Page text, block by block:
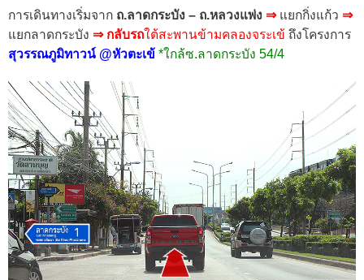
การเดินทางเริ่มจาก ถ.ลาดกระบัง – ถ.หลวงแพ่ง ⇒ แยกกิ่งแก้ว ⇒
แยกลาดกระบัง ⇒ กลับรถใต้สะพานข้ามคลองจระเข้ ถึงโครงการ
สุวรรณภูมิทาวน์ @หัวตะเข้ *ใกล้ซ.ลาดกระบัง 54/4